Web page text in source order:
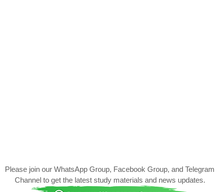
Please join our WhatsApp Group, Facebook Group, and Telegram
Channel to get the latest study materials and news updates.